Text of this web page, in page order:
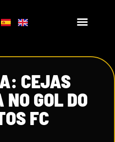
CEJAS
GOL DO
FC